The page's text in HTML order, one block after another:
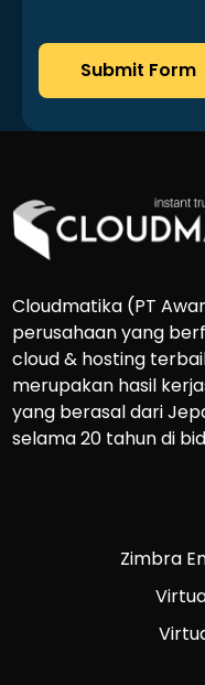
Submit Form
Cloudmatika (PT
perusahaan yang
cloud & hosting
merupakan hasil
yang berasal dari
selama 20 tahun di
Zimbra